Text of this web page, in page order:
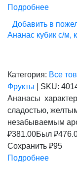
Подробнее
Добавить в
Ананас кубик с/м,
Категория: Все
Фрукты
SKU:
Ананасы
сладостью,
незабываемым
₽381.00Был ₽
Сохранить ₽95
Подробнее